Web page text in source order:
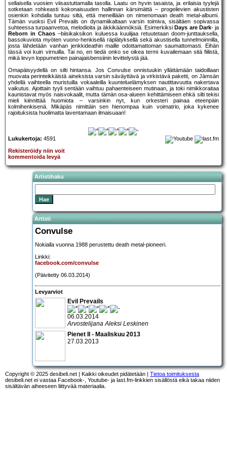
sellaisella vuosien viisastuttamalla tasolla. Laatu on hyvin tasaista, ja erilaisia tyylejä
sotketaan rohkeasti kokonaisuuden hallinnan kärsimättä – progeilevien akustisten
osienkin kohdalla tuntuu siltä, että meneillään on nimenomaan death metal-albumi.
Tämän vuoksi Evil Prevails on dynamiikaltaan varsin toimiva, sisältäen sopivassa
suhteessa turpaanvetoa, melodioita ja äkkikäännöksiä. Esimerkiksi Days are Dark- ja
Reborn in Chaos –biisikaksikon kuluessa kuulijaa retuutetaan doom-junttauksella,
bassokuviota myöten vuono-henkisellä räplätyksellä sekä akustisella tunnelmoinnilla,
josta lähdetään vanhan jenkkideathin maille odottamattoman saumattomasti. Eihän
tässä voi kuin virnuilla. Tai no, en tiedä onko se oikea termi kuvailemaan sitä fiilistä,
mikä levyn loppumetrien painajaisbensiinin levittelystä jää.
Omapäisyydellä on silti hintansa. Jos Convulse onnistuukin yllättämään taidoillaan
muovata perinteikkäistä aineksista varsin säväyttävä ja virkistävä paketti, on Jämsän
yhdellä vaihteella muristuilla vokaaleilla kuunteluelämyksen nautittavuutta nakertava
vaikutus. Ajoittain tyyli sentään vaihtuu pahaenteiseen mutinaan, ja toki nimikkoraitaa
kaunistavat myös naisvokaalit, mutta tämän osa-alueen kehittämiseen ehkä silti tekisi
mieli kiinnittää huomiota – varsinkin nyt, kun orkesteri painaa eteenpäin
kolmihenkisenä. Mikäpäs nimittäin sen hienompaa kuin voimatrio, joka kykenee
rajoituksista huolimatta laventamaan ilmaisuaan!
Lukukertoja: 4591
Rekisteröidy niin voit
kommentoida levyä
Artistihaku
Artisti
Convulse
Nokialla vuonna 1988 perustettu death metal-pioneeri.
Linkki:
facebook.com/convulse
(Päivitetty 06.03.2014)
Levyarviot
Evil Prevails
06.03.2014
Arvostelijana Aleksi Leskinen
Pienet II - Maaliskuu 2013
27.03.2013
Copyright © 2025 desibeli.net | Kaikki oikeudet pidätetään | Tietoa toimituksesta
desibeli.net ei vastaa Facebook-, Youtube- ja last.fm-linkkien sisällöstä eikä takaa niiden
sisältävän aiheeseen liittyvää materiaalia.